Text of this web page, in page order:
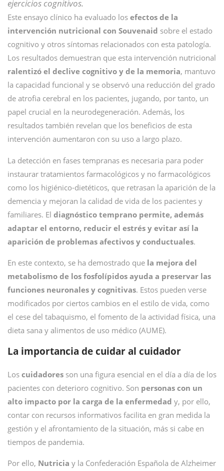
ejercicios cognitivos.
Este ensayo clínico ha evaluado los efectos de la
intervención nutricional con Souvenaid sobre el estado
cognitivo y otros síntomas relacionados con esta patología.
Los resultados demuestran que esta intervención nutricional
ralentizó el declive cognitivo y de la memoria, mantuvo
la capacidad funcional y se observó una reducción del grado
de atrofia cerebral en los pacientes, jugando, por tanto, un
papel crucial en la neurodegeneración. Además, los
resultados también revelan que los beneficios de esta
intervención aumentaron con su uso a largo plazo.
La detección en fases tempranas es necesaria para poder
instaurar tratamientos farmacológicos y no farmacológicos
como los higiénico-dietéticos, que retrasan la aparición de la
demencia y mejoran la calidad de vida de los pacientes y
familiares. El diagnóstico temprano permite, además
adaptar el entorno, reducir el estrés y evitar así la
aparición de problemas afectivos y conductuales.
En este contexto, se ha demostrado que la mejora del
metabolismo de los fosfolípidos ayuda a preservar las
funciones neuronales y cognitivas. Estos pueden verse
modificados por ciertos cambios en el estilo de vida, como
el cese del tabaquismo, el fomento de la actividad física, una
dieta sana y alimentos de uso médico (AUME).
La importancia de cuidar al cuidador
Los cuidadores son una figura esencial en el día a día de los
pacientes con deterioro cognitivo. Son personas con un
alto impacto por la carga de la enfermedad y, por ello,
contar con recursos informativos facilita en gran medida la
gestión y el afrontamiento de la situación, más si cabe en
tiempos de pandemia.
Por ello, Nutricia y la Confederación Española de Alzheimer